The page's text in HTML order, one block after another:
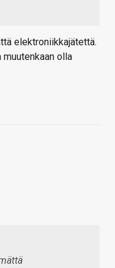
elektroniikkajätettä.
olla